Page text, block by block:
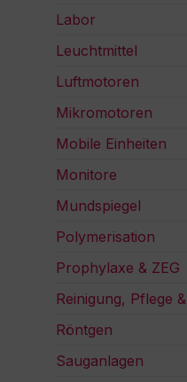
Labor
Leuchtmittel
Luftmotoren
Mikromotoren
Mobile Einheiten
Monitore
Mundspiegel
Polymerisation
Prophylaxe & ZEG
Reinigung, Pflege
Röntgen
Sauganlagen